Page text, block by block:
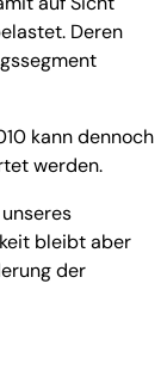
Deren
kann dennoch
werden.
bleibt aber
der